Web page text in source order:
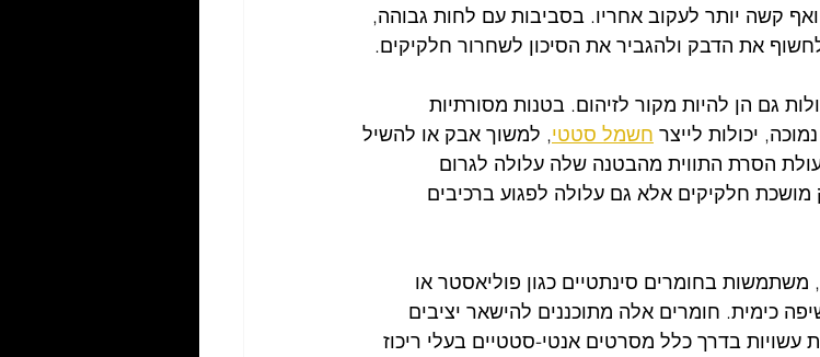
קשה יותר לעקוב אחריו. בסביבות עם לחות גבוהה,
את הדבק ולהגביר את הסיכון לשחרור חלקיקים.
גם הן להיות מקור לזיהום. בטנות מסורתיות
יכולות לייצר חשמל סטטי, למשוך אבק או להשיל
הסרת התווית מהבטנה שלה עלולה לגרום
חלקיקים אלא גם עלולה לפגוע ברכיבים
תוויות המיועדות לחדר נקי, כגון UltraTape, משתמשות בחומרים סינתטיים כגון פוליאסטר או
כימית. חומרים אלה מתוכננים להישאר יציבים
עשויות בדרך כלל מסרטים אנטי-סטטיים בעלי ריכוז